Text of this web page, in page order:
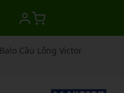
Balo Cầu Lông Victor